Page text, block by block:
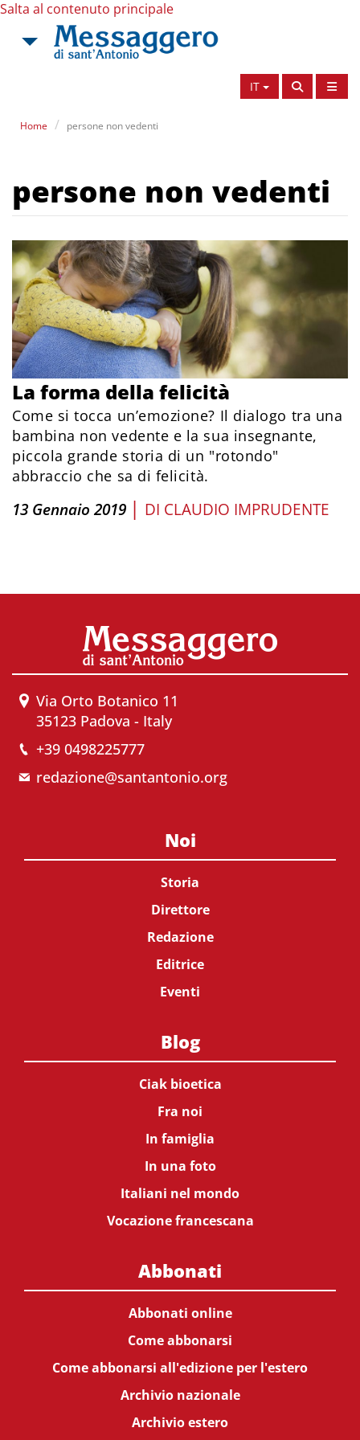
Salta al contenuto principale
IT
Home persone non vedenti
persone non vedenti
La forma della felicità
Come si tocca un’emozione? Il dialogo tra una
bambina non vedente e la sua insegnante,
piccola grande storia di un "rotondo"
abbraccio che sa di felicità.
13 Gennaio 2019 | DI CLAUDIO IMPRUDENTE
Via Orto Botanico 11
35123 Padova - Italy
+39 0498225777
redazione@santantonio.org
Noi
Storia
Direttore
Redazione
Editrice
Eventi
Blog
Ciak bioetica
Fra noi
In famiglia
In una foto
Italiani nel mondo
Vocazione francescana
Abbonati
Abbonati online
Come abbonarsi
Come abbonarsi all'edizione per l'estero
Archivio nazionale
Archivio estero